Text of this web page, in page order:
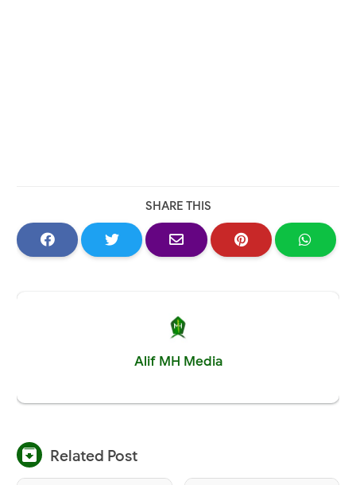
SHARE THIS
Alif MH Media
 Related Post